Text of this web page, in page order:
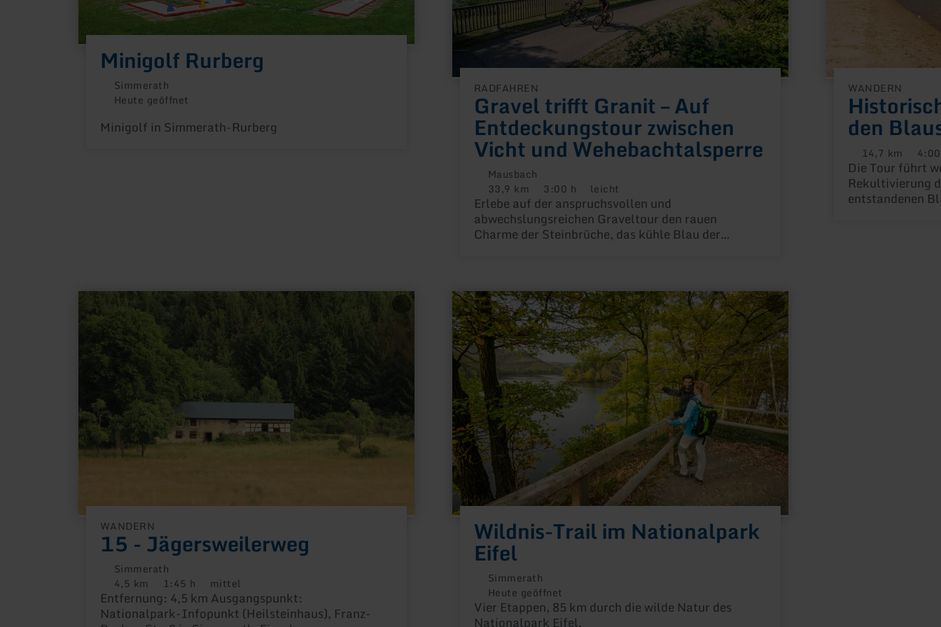
Minigolf Rurberg
Simmerath
Heute geöffnet
Minigolf in Simmerath-Rurberg
RADFAHREN
Gravel trifft Granit – Auf
Entdeckungstour zwischen
Vicht und Wehebachtalsperre
Mausbach
Distanz:
33,9 km Dauer:
3:00 h Anforderung:
leicht
Erlebe auf der anspruchsvollen und
abwechslungsreichen Graveltour den rauen
Charme der Steinbrüche, das kühle Blau der
WANDERN
den
Distanz:
14,7 km Dauer:
Die Tour führt
Rekultivierung
entstandenen
WANDERN
15 - Jägersweilerweg
Simmerath
Distanz:
4,5 km Dauer:
1:45 h Anforderung:
mittel
Entfernung: 4,5 km Ausgangspunkt:
Nationalpark-Infopunkt (Heilsteinhaus), Franz-
erfahren
Jägersweilerweg
Wildnis-Trail im Nationalpark
Eifel
Simmerath
Heute geöffnet
Vier Etappen, 85 km durch die wilde Natur des
Nationalpark Eifel.
mehr
erfahren
zu:
Wildnis-
Trail
im
Nationalpark
Eifel